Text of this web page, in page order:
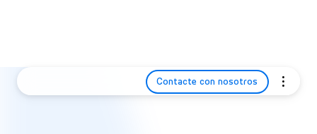
Contacte con nosotros